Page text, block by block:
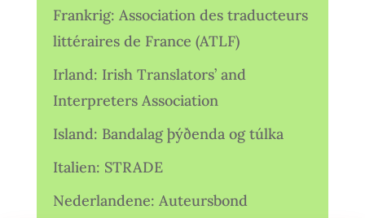
Frankrig: Association des traducteurs
littéraires de France (ATLF)
Irland: Irish Translators’ and
Interpreters Association
Island: Bandalag þýðenda og túlka
Italien: STRADE
Nederlandene: Auteursbond